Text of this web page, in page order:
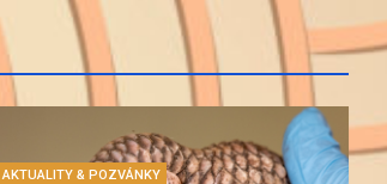
AKTUALITY & POZVÁNKY